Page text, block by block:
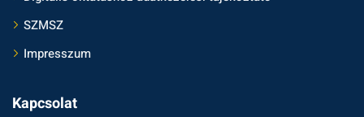
SZMSZ
Impresszum
Kapcsolat